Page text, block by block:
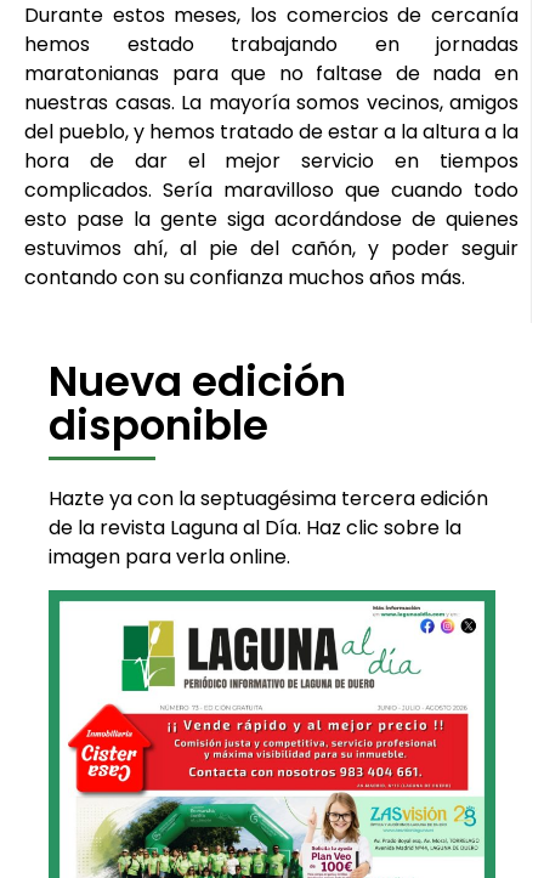
Durante estos meses, los comercios de cercanía
hemos estado trabajando en jornadas
maratonianas para que no faltase de nada en
nuestras casas. La mayoría somos vecinos, amigos
del pueblo, y hemos tratado de estar a la altura a la
hora de dar el mejor servicio en tiempos
complicados. Sería maravilloso que cuando todo
esto pase la gente siga acordándose de quienes
estuvimos ahí, al pie del cañón, y poder seguir
contando con su confianza muchos años más.
Nueva edición
disponible
Hazte ya con la septuagésima tercera edición
de la revista Laguna al Día. Haz clic sobre la
imagen para verla online.